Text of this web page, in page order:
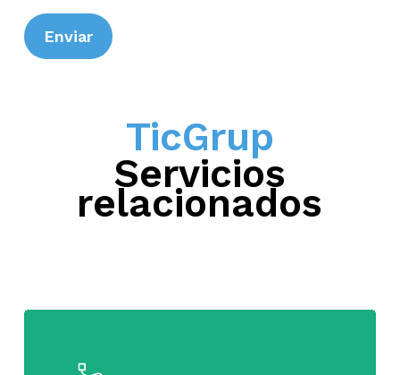
TicGrup
Servicios
relacionados